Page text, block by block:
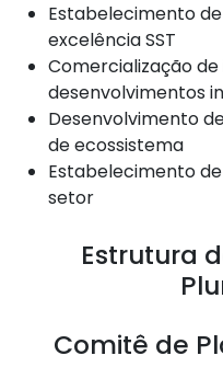
Estabelecimento
excelência SST
Comercialização
desenvolvimentos
Desenvolvimento
de ecossistema
Estabelecimento
setor
Estrutura
Comitê de